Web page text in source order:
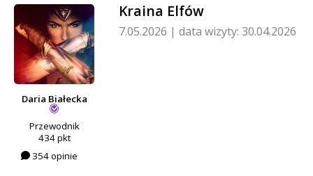
Daria Białecka
Przewodnik
434 pkt
354 opinie
Kraina Elfów
7.05.2026 | data wizyty: 30.04.2026